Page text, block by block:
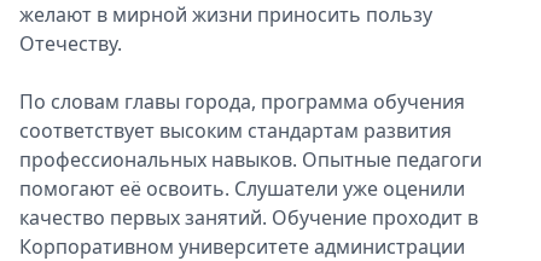
желают в мирной жизни приносить пользу
Отечеству.
По словам главы города, программа обучения
соответствует высоким стандартам развития
профессиональных навыков. Опытные педагоги
помогают её освоить. Слушатели уже оценили
качество первых занятий. Обучение проходит в
Корпоративном университете администрации